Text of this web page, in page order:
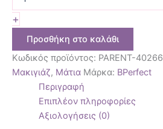
+
Προσθήκη στο καλάθι
Κωδικός προϊόντος: PARENT-40266
Μακιγιάζ, Μάτια Μάρκα: BPerfect
Περιγραφή
Επιπλέον πληροφορίες
Αξιολογήσεις (0)